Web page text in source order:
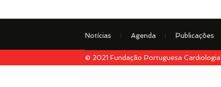
Notícias Agenda Publicações
© 2021 Fundação Portuguesa Cardiologia